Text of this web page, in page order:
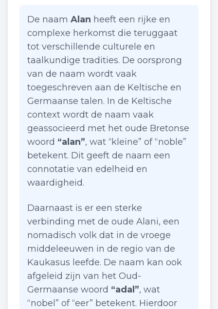
De naam Alan heeft een rijke en
complexe herkomst die teruggaat
tot verschillende culturele en
taalkundige tradities. De oorsprong
van de naam wordt vaak
toegeschreven aan de Keltische en
Germaanse talen. In de Keltische
context wordt de naam vaak
geassocieerd met het oude Bretonse
woord “alan”, wat “kleine” of “noble”
betekent. Dit geeft de naam een
connotatie van edelheid en
waardigheid.
Daarnaast is er een sterke
verbinding met de oude Alani, een
nomadisch volk dat in de vroege
middeleeuwen in de regio van de
Kaukasus leefde. De naam kan ook
afgeleid zijn van het Oud-
Germaanse woord “adal”, wat
“nobel” of “eer” betekent. Hierdoor